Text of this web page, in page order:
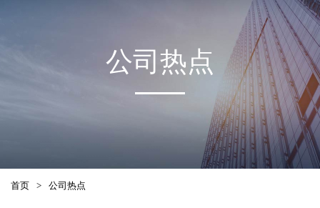
公司热点
首页 > 公司热点